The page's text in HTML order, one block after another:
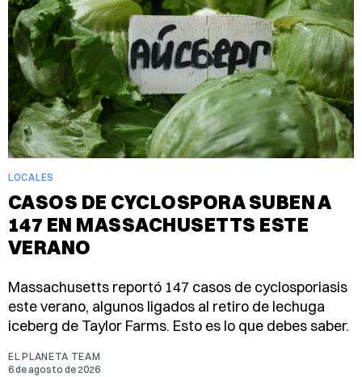
LOCALES
CASOS DE CYCLOSPORA SUBEN A
147 EN MASSACHUSETTS ESTE
VERANO
Massachusetts reportó 147 casos de cyclosporiasis
este verano, algunos ligados al retiro de lechuga
iceberg de Taylor Farms. Esto es lo que debes saber.
EL PLANETA TEAM
6 de agosto de 2026